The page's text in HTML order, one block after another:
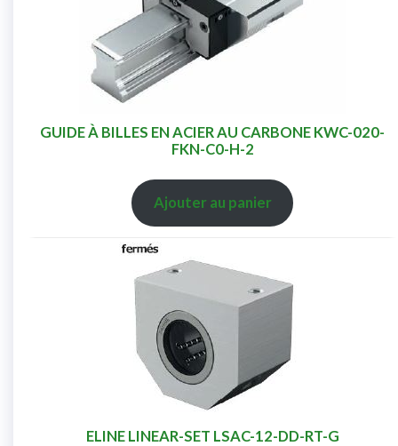
GUIDE À BILLES EN ACIER AU CARBONE KWC-020-
FKN-C0-H-2
Ajouter au panier
ELINE LINEAR-SET LSAC-12-DD-RT-G